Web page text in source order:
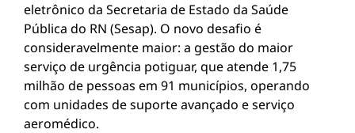
eletrônico da Secretaria de Estado da Saúde
Pública do RN (Sesap). O novo desafio é
consideravelmente maior: a gestão do maior
serviço de urgência potiguar, que atende 1,75
milhão de pessoas em 91 municípios, operando
com unidades de suporte avançado e serviço
aeromédico.